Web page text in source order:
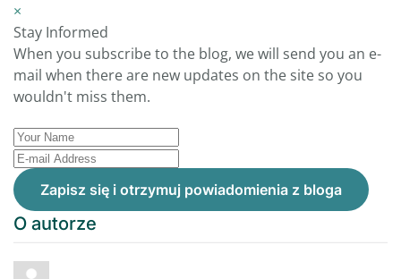
×
Stay Informed
When you subscribe to the blog, we will send you an e-
mail when there are new updates on the site so you
wouldn't miss them.
Your
Name
E-
mail
AddressZapisz się i otrzymuj powiadomienia z bloga
O autorze